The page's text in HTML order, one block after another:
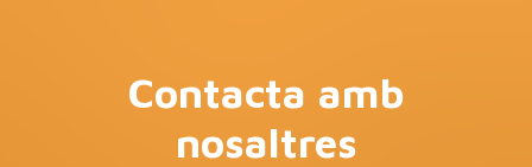
Contacta amb
nosaltres